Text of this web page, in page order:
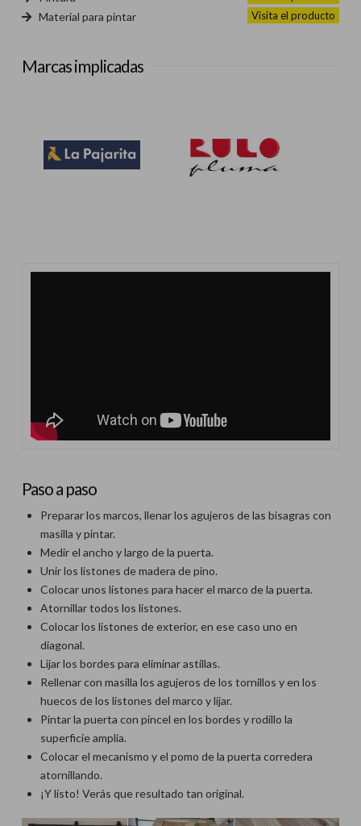
Material para pintar Visita el producto
Marcas implicadas
Paso a paso
Preparar los marcos, llenar los agujeros de las bisagras con
masilla y pintar.
Medir el ancho y largo de la puerta.
Unir los listones de madera de pino.
Colocar unos listones para hacer el marco de la puerta.
Atornillar todos los listones.
Colocar los listones de exterior, en ese caso uno en
diagonal.
Lijar los bordes para eliminar astillas.
Rellenar con masilla los agujeros de los tornillos y en los
huecos de los listones del marco y lijar.
Pintar la puerta con pincel en los bordes y rodillo la
superficie amplia.
Colocar el mecanismo y el pomo de la puerta corredera
atornillando.
¡Y listo! Verás que resultado tan original.